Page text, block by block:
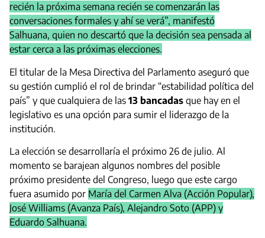
recién la próxima semana recién se comenzarán las
conversaciones formales y ahí se verá”, manifestó
Salhuana, quien no descartó que la decisión sea pensada al
estar cerca a las próximas elecciones.
El titular de la Mesa Directiva del Parlamento aseguró que
su gestión cumplió el rol de brindar “estabilidad política del
país” y que cualquiera de las 13 bancadas que hay en el
legislativo es una opción para sumir el liderazgo de la
institución.
La elección se desarrollaría el próximo 26 de julio. Al
momento se barajean algunos nombres del posible
próximo presidente del Congreso, luego que este cargo
fuera asumido por María del Carmen Alva (Acción Popular),
José Williams (Avanza País), Alejandro Soto (APP) y
Eduardo Salhuana.